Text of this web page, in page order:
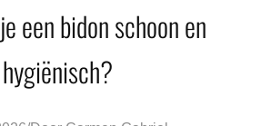
een bidon schoon en
hygiënisch?